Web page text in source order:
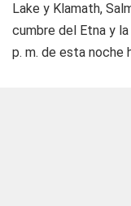
Lake y Klamath,
cumbre del Etna y
p. m. de esta noche